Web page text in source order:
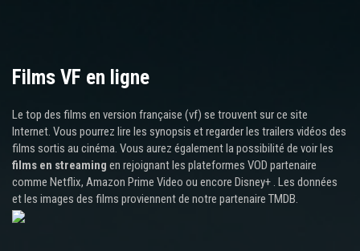
Films VF en ligne
Le top des films en version française (vf) se trouvent sur ce site
Internet. Vous pourrez lire les synopsis et regarder les trailers vidéos des
films sortis au cinéma. Vous aurez également la possibilité de voir les
films en streaming en rejoignant les plateformes VOD partenaire
comme Netflix, Amazon Prime Video ou encore Disney+ . Les données
et les images des films proviennent de notre partenaire TMDB.